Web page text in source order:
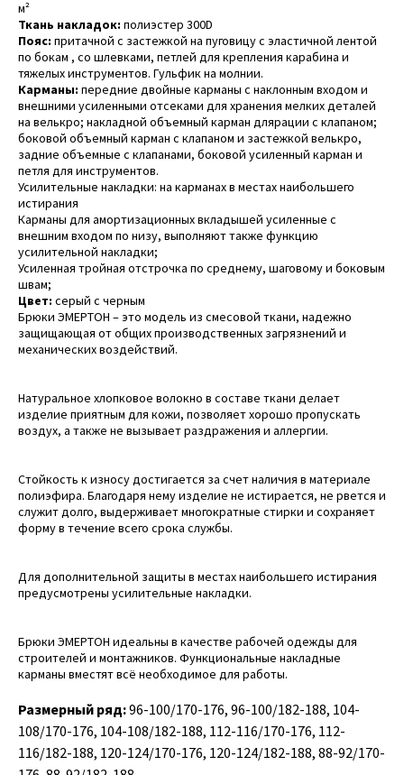
м²
Ткань накладок: полиэстер 300D
Пояс: притачной с застежкой на пуговицу с эластичной лентой
по бокам , со шлевками, петлей для крепления карабина и
тяжелых инструментов. Гульфик на молнии.
Карманы: передние двойные карманы с наклонным входом и
внешними усиленными отсеками для хранения мелких деталей
на велькро; накладной объемный карман длярации с клапаном;
боковой объемный карман с клапаном и застежкой велькро,
задние объемные с клапанами, боковой усиленный карман и
петля для инструментов.
Усилительные накладки: на карманах в местах наибольшего
истирания
Карманы для амортизационных вкладышей усиленные с
внешним входом по низу, выполняют также функцию
усилительной накладки;
Усиленная тройная отстрочка по среднему, шаговому и боковым
швам;
Цвет: серый с черным
Брюки ЭМЕРТОН – это модель из смесовой ткани, надежно
защищающая от общих производственных загрязнений и
механических воздействий.
Натуральное хлопковое волокно в составе ткани делает
изделие приятным для кожи, позволяет хорошо пропускать
воздух, а также не вызывает раздражения и аллергии.
Стойкость к износу достигается за счет наличия в материале
полиэфира. Благодаря нему изделие не истирается, не рвется и
служит долго, выдерживает многократные стирки и сохраняет
форму в течение всего срока службы.
Для дополнительной защиты в местах наибольшего истирания
предусмотрены усилительные накладки.
Брюки ЭМЕРТОН идеальны в качестве рабочей одежды для
строителей и монтажников. Функциональные накладные
карманы вместят всё необходимое для работы.
Размерный ряд:96-100/170-176, 96-100/182-188, 104-
108/170-176, 104-108/182-188, 112-116/170-176, 112-
116/182-188, 120-124/170-176, 120-124/182-188, 88-92/170-